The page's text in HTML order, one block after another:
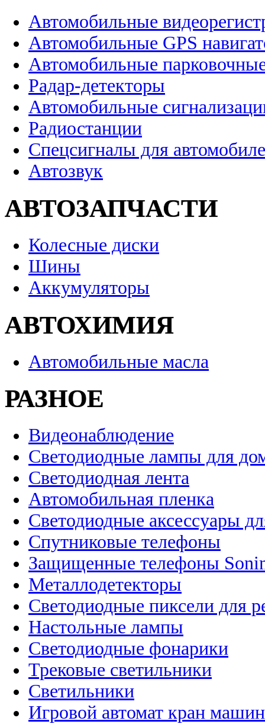
Автомобильные
Автомобильные GPS
Автомобильные
Радар-детекторы
Автомобильные
Радиостанции
Спецсигналы для
Автозвук
АВТОЗАПЧАСТИ
Колесные диски
Шины
Аккумуляторы
АВТОХИМИЯ
Автомобильные масла
РАЗНОЕ
Видеонаблюдение
Светодиодные лампы для
Светодиодная лента
Автомобильная пленка
Светодиодные аксессуары
Спутниковые телефоны
Защищенные телефоны
Металлодетекторы
Светодиодные пиксели для
Настольные лампы
Светодиодные фонарики
Трековые светильники
Светильники
Игровой автомат кран